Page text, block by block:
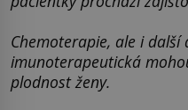
Chemoterapie, ale i
imunoterapeutická
plodnost ženy.